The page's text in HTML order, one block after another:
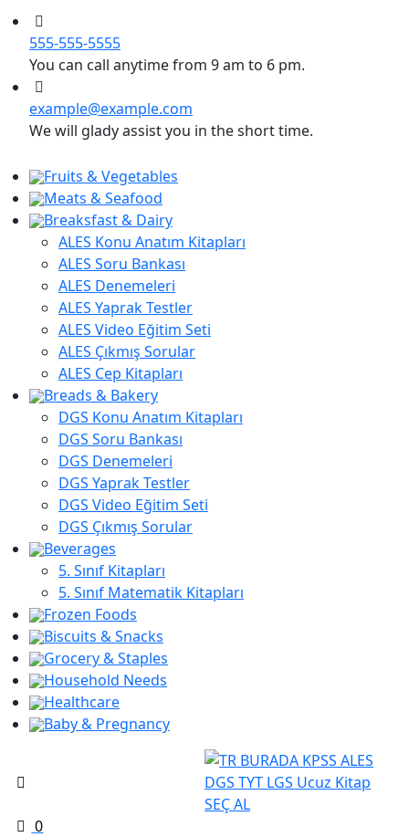
555-555-5555
You can call anytime from 9 am to 6 pm.
example@example.com
We will glady assist you in the short time.
Fruits & Vegetables
Meats & Seafood
Breaksfast & Dairy
ALES Konu Anatım Kitapları
ALES Soru Bankası
ALES Denemeleri
ALES Yaprak Testler
ALES Video Eğitim Seti
ALES Çıkmış Sorular
ALES Cep Kitapları
Breads & Bakery
DGS Konu Anatım Kitapları
DGS Soru Bankası
DGS Denemeleri
DGS Yaprak Testler
DGS Video Eğitim Seti
DGS Çıkmış Sorular
Beverages
5. Sınıf Kitapları
5. Sınıf Matematik Kitapları
Frozen Foods
Biscuits & Snacks
Grocery & Staples
Household Needs
Healthcare
Baby & Pregnancy
0